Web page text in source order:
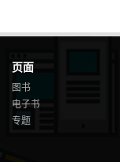
页面
图书
电子书
专题